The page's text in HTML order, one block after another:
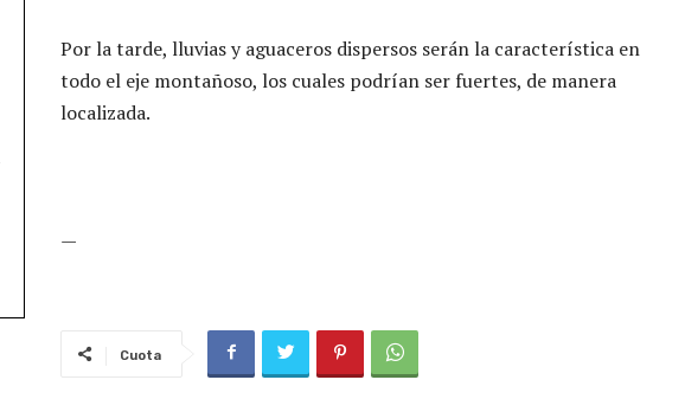
Por la tarde, lluvias y aguaceros dispersos serán la característica en
todo el eje montañoso, los cuales podrían ser fuertes, de manera
localizada.
—
Cuota